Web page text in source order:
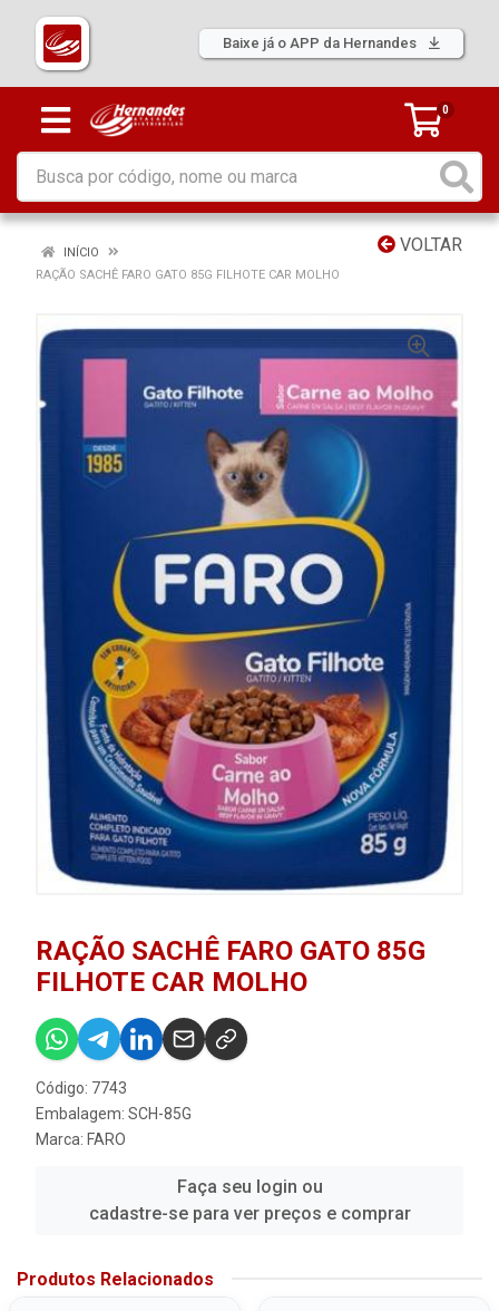
Baixe já o APP da Hernandes
0
VOLTAR
INÍCIO
RAÇÃO SACHÊ FARO GATO 85G FILHOTE CAR MOLHO
RAÇÃO SACHÊ FARO GATO 85G
FILHOTE CAR MOLHO
Código: 7743
Embalagem: SCH-85G
Marca: FARO
Faça seu login ou
cadastre-se para ver preços e comprar
Produtos Relacionados